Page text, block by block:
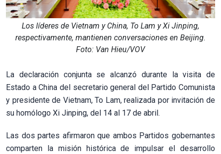
Los líderes de Vietnam y China, To Lam y Xi Jinping,
respectivamente, mantienen conversaciones en Beijing.
Foto: Van Hieu/VOV
La declaración conjunta se alcanzó durante la visita de
Estado a China del secretario general del Partido Comunista
y presidente de Vietnam, To Lam, realizada por invitación de
su homólogo Xi Jinping, del 14 al 17 de abril.
Las dos partes afirmaron que ambos Partidos gobernantes
comparten la misión histórica de impulsar el desarrollo